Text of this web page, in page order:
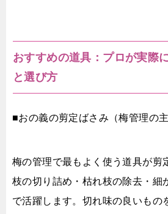
おすすめの道具：プロが実際
と選び方
■おの義の剪定ばさみ（梅管理の主
梅の管理で最もよく使う道具が剪
枝の切り詰め・枯れ枝の除去・細
で活躍します。切れ味の良いもの